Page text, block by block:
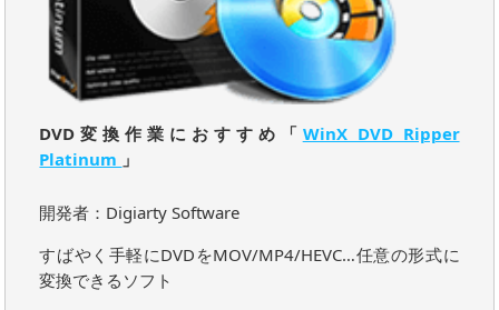
DVD変換作業におすすめ「 WinX DVD Ripper
Platinum 」
開発者：Digiarty Software
すばやく手軽にDVDをMOV/MP4/HEVC…任意の形式に
変換できるソフト